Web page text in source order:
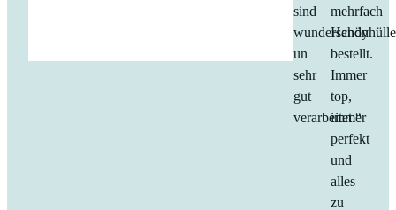
sind
wunderschön
un
sehr
gut
verarbeitet.“
mehrfach
bestellt.
Immer
top,
immer
perfekt
und
alles
zu